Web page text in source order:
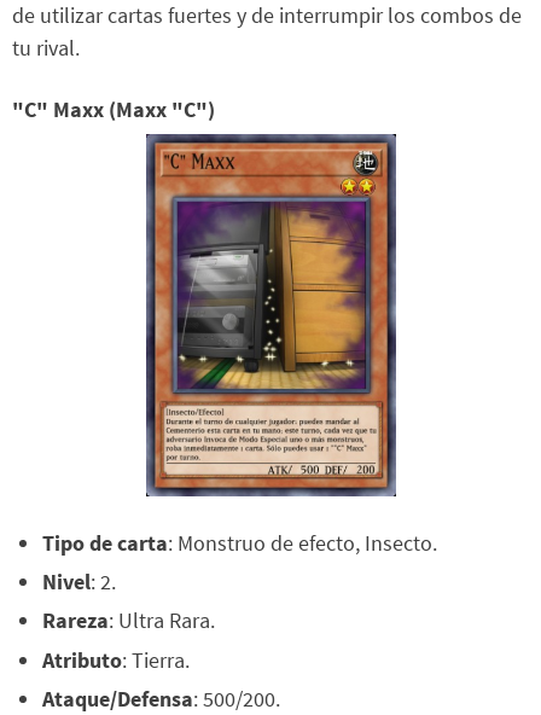
de utilizar cartas fuertes y de interrumpir los combos de
tu rival.
"C" Maxx (Maxx "C")
Tipo de carta: Monstruo de efecto, Insecto.
Nivel: 2.
Rareza: Ultra Rara.
Atributo: Tierra.
Ataque/Defensa: 500/200.